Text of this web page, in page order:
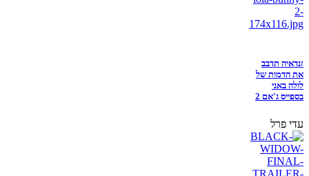
זנדאיה תדבב
את הדמות של
לולה באני
בספייס ג'אם 2
עדי פרל